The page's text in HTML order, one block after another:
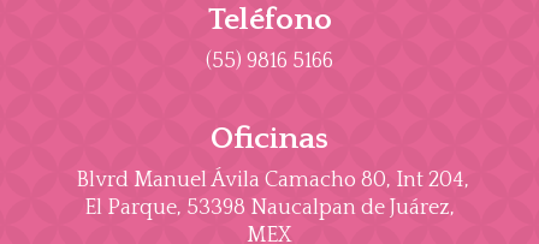
Teléfono
(55) 9816 5166
Oficinas
Blvrd Manuel Ávila Camacho 80, Int 204,
El Parque, 53398 Naucalpan de Juárez,
MEX